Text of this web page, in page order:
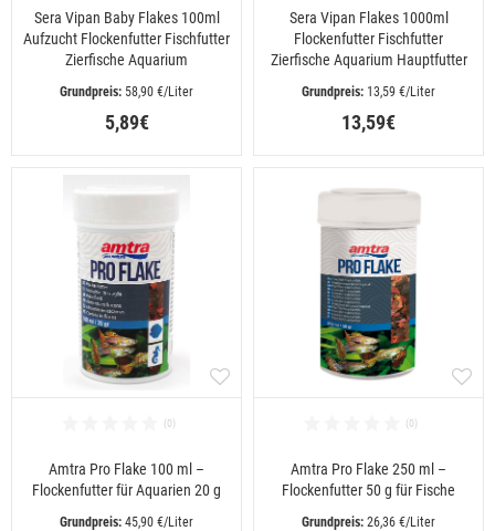
Sera Vipan Baby Flakes 100ml
Aufzucht Flockenfutter Fischfutter
Zierfische Aquarium
58,90 €/Liter
5,89€
Sera Vipan Flakes 1000ml
Flockenfutter Fischfutter
Zierfische Aquarium Hauptfutter
13,59 €/Liter
13,59€
Amtra Pro Flake 100 ml –
Flockenfutter für Aquarien 20 g
45,90 €/Liter
Amtra Pro Flake 250 ml –
Flockenfutter 50 g für Fische
26,36 €/Liter